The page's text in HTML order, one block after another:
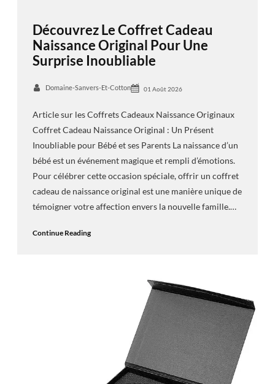
Découvrez Le Coffret Cadeau
Naissance Original Pour Une
Surprise Inoubliable
Domaine-Sanvers-Et-Cotton 01 Août 2026
Article sur les Coffrets Cadeaux Naissance Originaux
Coffret Cadeau Naissance Original : Un Présent
Inoubliable pour Bébé et ses Parents La naissance d’un
bébé est un événement magique et rempli d’émotions.
Pour célébrer cette occasion spéciale, offrir un coffret
cadeau de naissance original est une manière unique de
témoigner votre affection envers la nouvelle famille.…
Continue Reading